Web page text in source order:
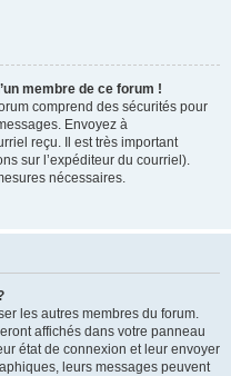
membre de ce forum !
comprend des sécurités pour
Envoyez à
reçu. Il est très important
sur l’expéditeur du courriel).
nécessaires.
les autres membres du forum.
affichés dans votre panneau
état de connexion et leur envoyer
leurs messages peuvent